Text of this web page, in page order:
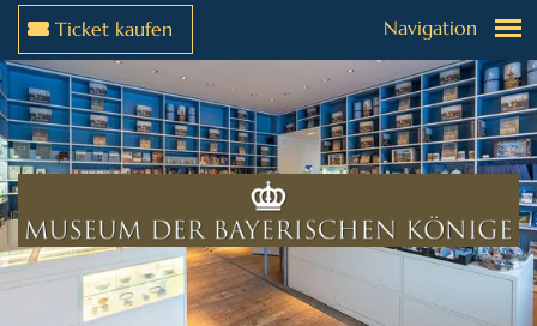
Weiter zur Navigation
Weiter zum Inhalt
Ticket kaufen Navigation